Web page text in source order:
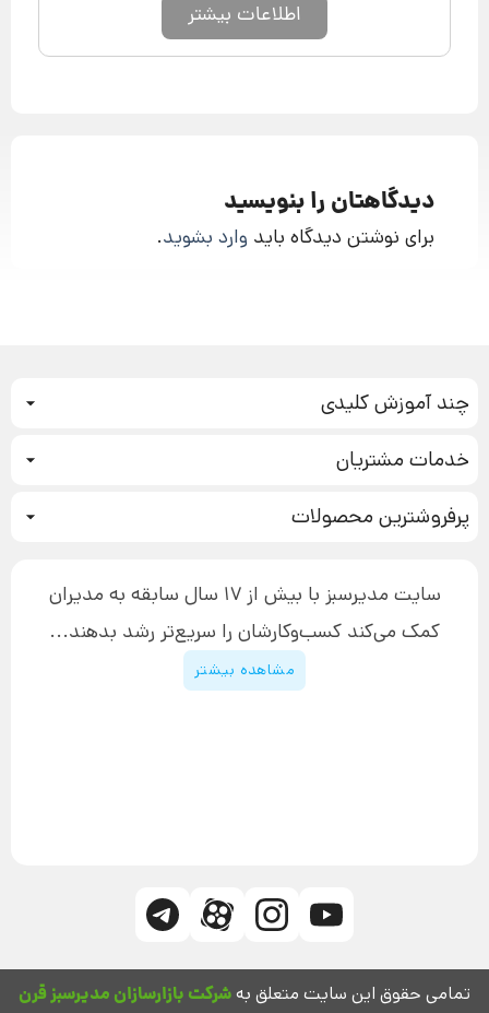
اطلاعات بیشتر
دیدگاهتان را بنویسید
برای نوشتن دیدگاه باید وارد بشوید.
چند آموزش کلیدی
بازاریابی عصبی
تبلیغ نویسی
افزایش عملکرد
چگونه کتاب بنویسیم
دوره اینستاگرام
خدمات مشتریان
آموزش دسترسی به دانلود فایل‌ها
پیگیری سفارش
پشتیبانی
قوانین و مقررات سایت
پرفروشترین محصولاتدوره جدید سیستم سازی
سایت مدیرسبز با بیش از 17 سال سابقه به مدیران
کمک می‌کند کسب‌و‌کارشان را سریع‌تر رشد بدهند...
مشاهده بیشتر
تمامی حقوق این سایت متعلق بهشرکت بازارسازان مدیرسبز قرن